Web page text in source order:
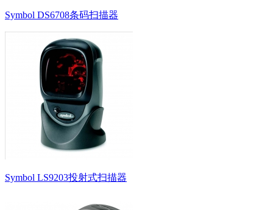
Symbol DS6708条码扫描器
Symbol LS9203投射式扫描器